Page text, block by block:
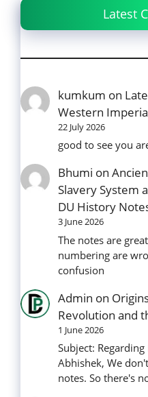
Latest
kumkum on
Western
22 July 2026
good to see you
Bhumi on
Slavery System
DU History
3 June 2026
The notes are
numbering are
confusion
Admin on
Revolution and
1 June 2026
Subject:
Abhishek, We
notes. So there's